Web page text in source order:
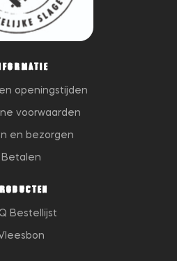
openingstijden
voorwaarden
en bezorgen
Betalen
Bestellijst